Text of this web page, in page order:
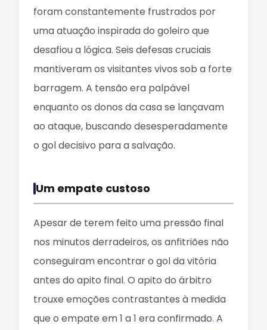
foram constantemente frustrados por
uma atuação inspirada do goleiro que
desafiou a lógica. Seis defesas cruciais
mantiveram os visitantes vivos sob a forte
barragem. A tensão era palpável
enquanto os donos da casa se lançavam
ao ataque, buscando desesperadamente
o gol decisivo para a salvação.
Um empate custoso
Apesar de terem feito uma pressão final
nos minutos derradeiros, os anfitriões não
conseguiram encontrar o gol da vitória
antes do apito final. O apito do árbitro
trouxe emoções contrastantes à medida
que o empate em 1 a 1 era confirmado. A